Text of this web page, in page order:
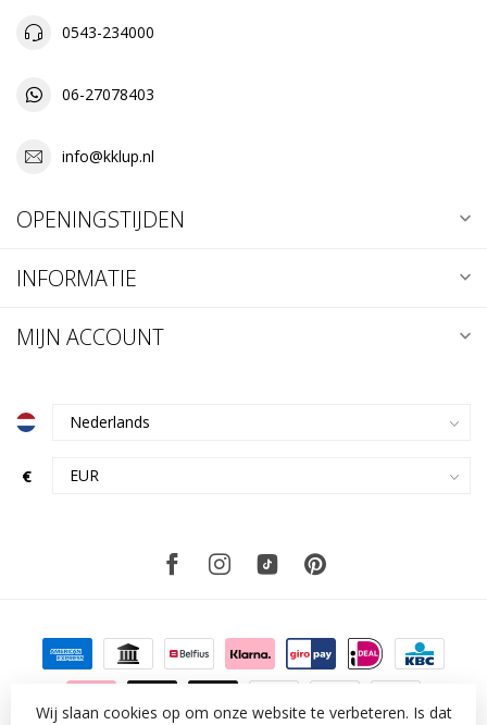
0543-234000
06-27078403
info@kklup.nl
OPENINGSTIJDEN
INFORMATIE
MIJN ACCOUNT
€
Wij slaan cookies op om onze website te verbeteren. Is dat